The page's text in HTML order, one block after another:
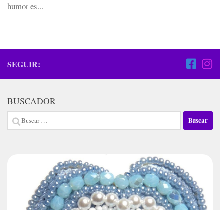
humor es...
SEGUIR:
BUSCADOR
Buscar: